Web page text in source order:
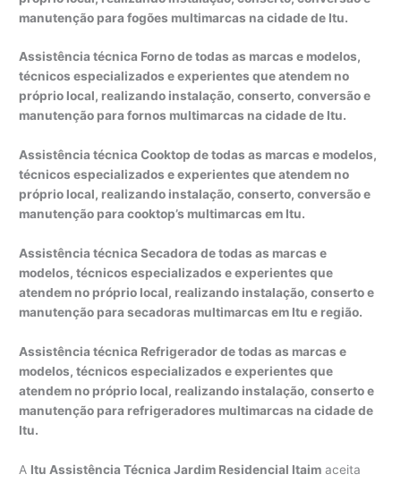
manutenção para fogões multimarcas na cidade de Itu.
Assistência técnica Forno de todas as marcas e modelos,
técnicos especializados e experientes que atendem no
próprio local, realizando instalação, conserto, conversão e
manutenção para fornos multimarcas na cidade de Itu.
Assistência técnica Cooktop de todas as marcas e modelos,
técnicos especializados e experientes que atendem no
próprio local, realizando instalação, conserto, conversão e
manutenção para cooktop’s multimarcas em Itu.
Assistência técnica Secadora de todas as marcas e
modelos, técnicos especializados e experientes que
atendem no próprio local, realizando instalação, conserto e
manutenção para secadoras multimarcas em Itu e região.
Assistência técnica Refrigerador de todas as marcas e
modelos, técnicos especializados e experientes que
atendem no próprio local, realizando instalação, conserto e
manutenção para refrigeradores multimarcas na cidade de
Itu.
A Itu Assistência Técnica Jardim Residencial Itaim aceita